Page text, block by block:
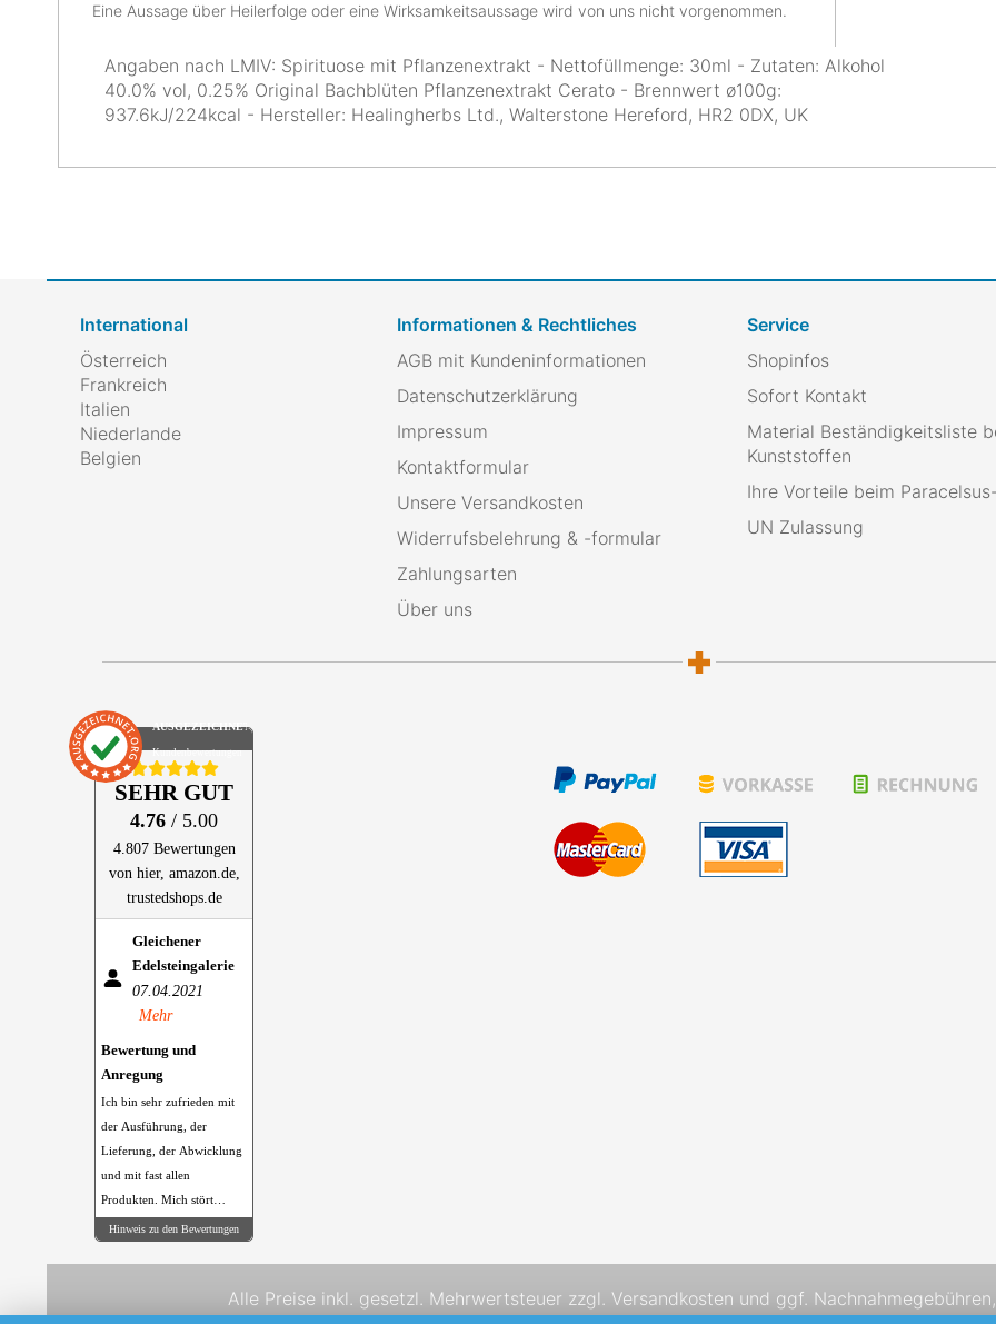
Eine Aussage über Heilerfolge oder eine Wirksamkeitsaussage wird von uns nicht vorgenommen.
Angaben nach LMIV: Spirituose mit Pflanzenextrakt - Nettofüllmenge: 30ml - Zutaten: Alkohol
40.0% vol, 0.25% Original Bachblüten Pflanzenextrakt Cerato - Brennwert ø100g:
937.6kJ/224kcal - Hersteller: Healingherbs Ltd., Walterstone Hereford, HR2 0DX, UK
International
Österreich
Frankreich
Italien
Niederlande
Belgien
Informationen & Rechtliches
AGB mit Kundeninformationen
Datenschutzerklärung
Impressum
Kontaktformular
Unsere Versandkosten
Widerrufsbelehrung & -formular
Zahlungsarten
Über uns
Service
Shopinfos
Sofort Kontakt
Material Beständigkeitsliste
Kunststoffen
Ihre Vorteile beim
UN Zulassung
AUSGEZEICHNET.org
Kundenbewertungen
SEHR GUT
4.76 / 5.00
4.807 Bewertungen
von hier, amazon.de,
trustedshops.de
Gleichener
Edelsteingalerie
07.04.2021
Mehr
Bewertung und
Anregung
Ich bin sehr zufrieden mit
der Ausführung, der
Lieferung, der Abwicklung
und mit fast allen
Produkten. Mich stört
allerdings sehr, das der 96
möglich hier Glasflaschen
Hinweis zu den Bewertungen
Alle Preise inkl. gesetzl. Mehrwertsteuer zzgl. Versandkosten und ggf.